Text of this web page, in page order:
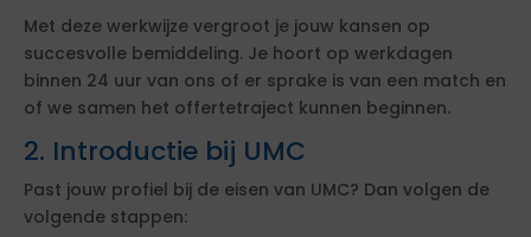
Met deze werkwijze vergroot je jouw kansen op
succesvolle bemiddeling. Je hoort op werkdagen
binnen 24 uur van ons of er sprake is van een match en
of we samen het offertetraject kunnen beginnen.
2. Introductie bij UMC
Past jouw profiel bij de eisen van UMC? Dan volgen de
volgende stappen: